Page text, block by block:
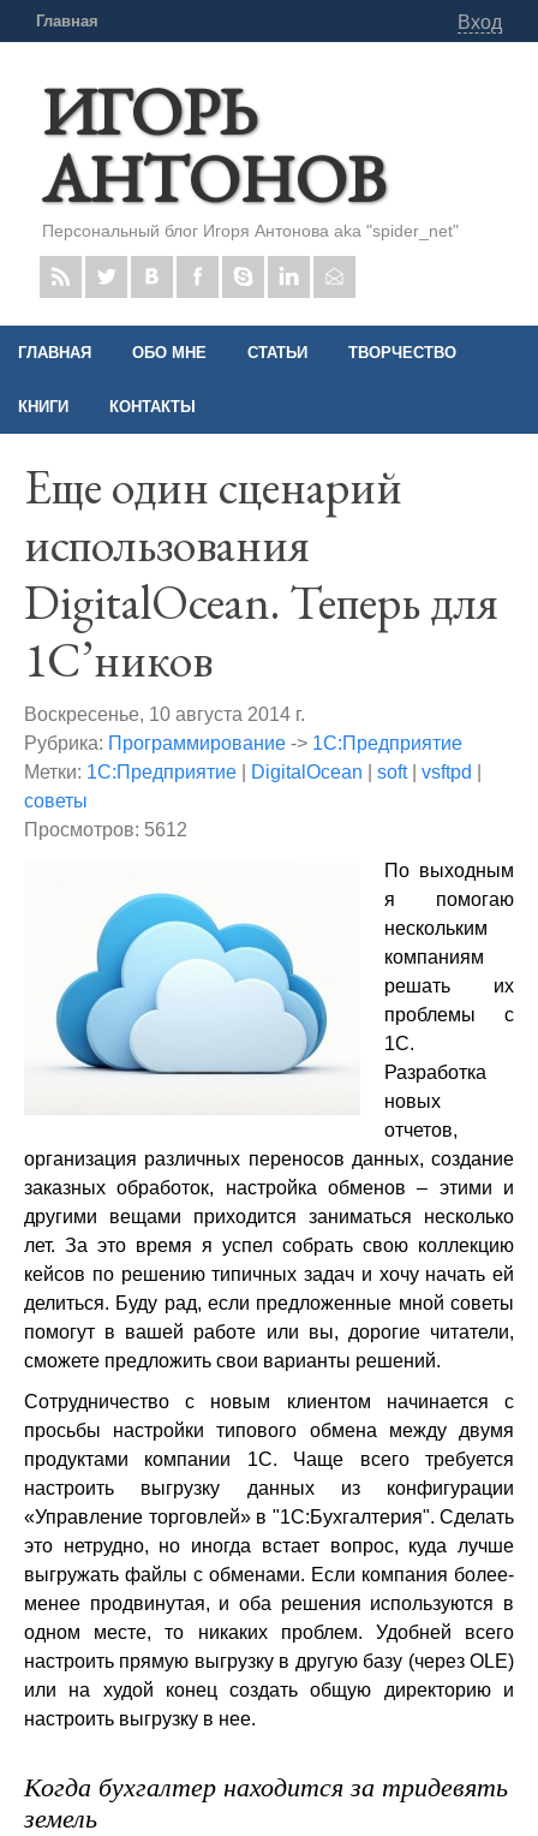
Главная Вход
ИГОРЬ
АНТОНОВ
Персональный блог Игоря Антонова aka "spider_net"
ГЛАВНАЯ ОБО МНЕ СТАТЬИ ТВОРЧЕСТВО
КНИГИ КОНТАКТЫ
Еще один сценарий
использования
DigitalOcean. Теперь для
1С’ников
Воскресенье, 10 августа 2014 г.
Рубрика: Программирование -> 1С:Предприятие
Метки: 1С:Предприятие DigitalOcean soft| vsftpd
советы
Просмотров: 5612
По выходным
я помогаю
нескольким
компаниям
решать их
проблемы с
1С.
Разработка
новых
отчетов,
организация различных переносов данных, создание
заказных обработок, настройка обменов – этими и
другими вещами приходится заниматься несколько
лет. За это время я успел собрать свою коллекцию
кейсов по решению типичных задач и хочу начать ей
делиться. Буду рад, если предложенные мной советы
помогут в вашей работе или вы, дорогие читатели,
сможете предложить свои варианты решений.
Сотрудничество с новым клиентом начинается с
просьбы настройки типового обмена между двумя
продуктами компании 1С. Чаще всего требуется
настроить выгрузку данных из конфигурации
«Управление торговлей» в "1С:Бухгалтерия". Сделать
это нетрудно, но иногда встает вопрос, куда лучше
выгружать файлы с обменами. Если компания более-
менее продвинутая, и оба решения используются в
одном месте, то никаких проблем. Удобней всего
настроить прямую выгрузку в другую базу (через OLE)
или на худой конец создать общую директорию и
настроить выгрузку в нее.
Когда бухгалтер находится за тридевять
земель